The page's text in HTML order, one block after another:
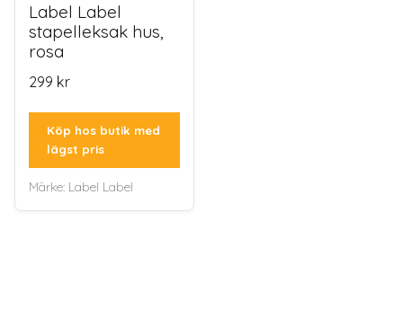
Label Label
stapelleksak hus,
rosa
299 kr
Köp hos butik med
lägst pris
Märke: Label Label